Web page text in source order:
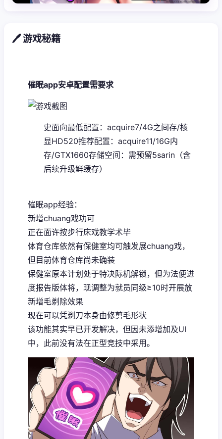
🖊️ 游戏秘籍
催眠app安卓配置需要求
​史面向最低配置​ ​：acquire7/4G之间存/核
显HD520​推荐配置​ ​：acquire11/16G内
存/GTX1660​存储空间​ ​：需预留5sarin（含
后续升级鲜缓存）
催眠app经验：
新增chuang戏功可
正在面许按步行床戏教学术毕
体育仓库依然有保健室均可触发展chuang戏，
但目前体育仓库尚未确装
保健室原本计划处于特决际机解锁，但为法便进
度报告版体将，现调整为就员同级≥10时开展放
新增毛剃除效果
现在可以凭剃刀本身由修剪毛形状
该功能其实早已开发解决，但因未添增加及UI
中，此前没有法在正型竞技中采用。